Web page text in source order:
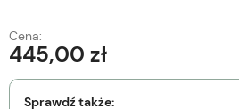
Cena:
445,00 zł
Sprawdź także: